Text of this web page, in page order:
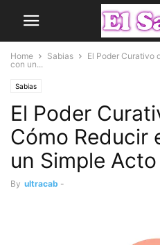
Home Sabias
El Poder Curativo
con un...
Sabias
El Poder
Cómo Reducir
un Simple
By ultracab -